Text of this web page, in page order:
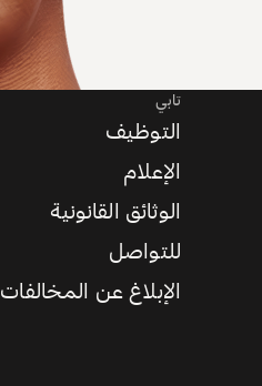
تابي
التوظيف
الإعلام
الوثائق القانونية
للتواصل
الإبلاغ عن المخالفات